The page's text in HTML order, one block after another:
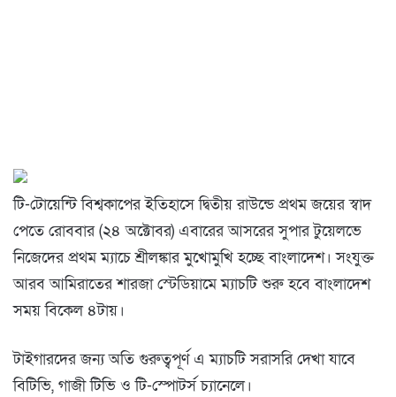
টি-টোয়েন্টি বিশ্বকাপের ইতিহাসে দ্বিতীয় রাউন্ডে প্রথম জয়ের স্বাদ
পেতে রোববার (২৪ অক্টোবর) এবারের আসরের সুপার টুয়েলভে
নিজেদের প্রথম ম্যাচে শ্রীলঙ্কার মুখোমুখি হচ্ছে বাংলাদেশ। সংযুক্ত
আরব আমিরাতের শারজা স্টেডিয়ামে ম্যাচটি শুরু হবে বাংলাদেশ
সময় বিকেল ৪টায়।
টাইগারদের জন্য অতি গুরুত্বপূর্ণ এ ম্যাচটি সরাসরি দেখা যাবে
বিটিভি, গাজী টিভি ও টি-স্পোটর্স চ্যানেলে।